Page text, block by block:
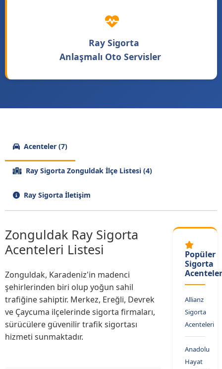
Ray Sigorta
Anlaşmalı Oto Servisler
Acenteler (7)
Ray Sigorta Zonguldak İlçe Listesi (4)
Ray Sigorta İletişim
Zonguldak Ray Sigorta
Acenteleri Listesi
Zonguldak, Karadeniz'in madenci
şehirlerinden biri olup yoğun sahil
trafiğine sahiptir. Merkez, Ereğli, Devrek
ve Çaycuma ilçelerinde sigorta firmaları,
sürücülere güvenilir trafik sigortası
hizmeti sunmaktadır.
Popüler
Sigorta
Allianz
Sigorta
Acenteleri
Anadolu
Hayat